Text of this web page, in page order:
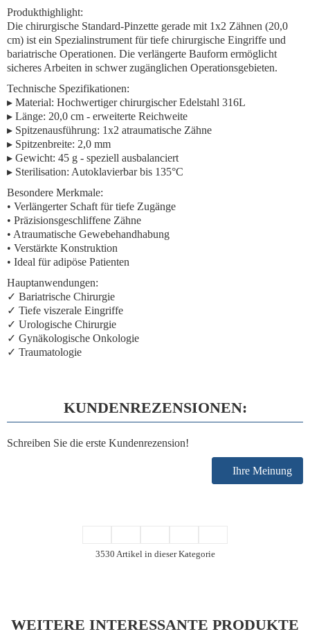
Produkthighlight:
Die chirurgische Standard-Pinzette gerade mit 1x2 Zähnen (20,0
cm) ist ein Spezialinstrument für tiefe chirurgische Eingriffe und
bariatrische Operationen. Die verlängerte Bauform ermöglicht
sicheres Arbeiten in schwer zugänglichen Operationsgebieten.
Technische Spezifikationen:
▸ Material: Hochwertiger chirurgischer Edelstahl 316L
▸ Länge: 20,0 cm - erweiterte Reichweite
▸ Spitzenausführung: 1x2 atraumatische Zähne
▸ Spitzenbreite: 2,0 mm
▸ Gewicht: 45 g - speziell ausbalanciert
▸ Sterilisation: Autoklavierbar bis 135°C
Besondere Merkmale:
• Verlängerter Schaft für tiefe Zugänge
• Präzisionsgeschliffene Zähne
• Atraumatische Gewebehandhabung
• Verstärkte Konstruktion
• Ideal für adipöse Patienten
Hauptanwendungen:
✓ Bariatrische Chirurgie
✓ Tiefe viszerale Eingriffe
✓ Urologische Chirurgie
✓ Gynäkologische Onkologie
✓ Traumatologie
KUNDENREZENSIONEN:
Schreiben Sie die erste Kundenrezension!
Ihre Meinung
3530 Artikel in dieser Kategorie
WEITERE INTERESSANTE PRODUKTE